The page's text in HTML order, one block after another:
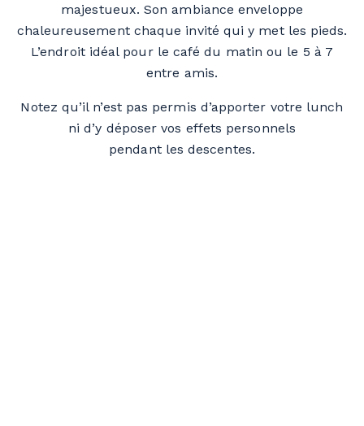
majestueux. Son ambiance enveloppe
chaleureusement chaque invité qui y met les pieds.
L’endroit idéal pour le café du matin ou le 5 à 7
entre amis.
Notez qu’il n’est pas permis d’apporter votre lunch
ni d’y déposer vos effets personnels
pendant les descentes.